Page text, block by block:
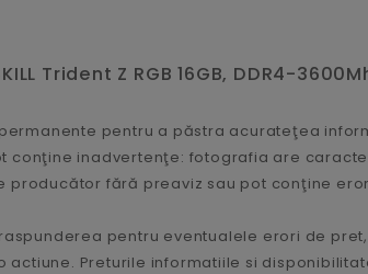
Trident Z RGB 16GB, DDR4-
pentru a păstra acurateţea
conţine inadvertenţe: fotografia are
producător fără preaviz sau pot conţine
pentru eventualele erori de
actiune. Preturile informatiile si